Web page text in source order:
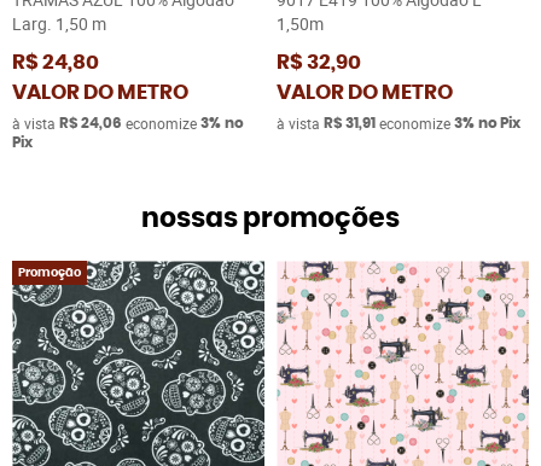
Larg. 1,50 m
R$ 24,80
VALOR DO METRO
à vista R$ 24,06 economize 3% no
Pix
1,50m
R$ 32,90
VALOR DO METRO
à vista R$ 31,91 economize 3% no Pix
nossas promoções
Promoção